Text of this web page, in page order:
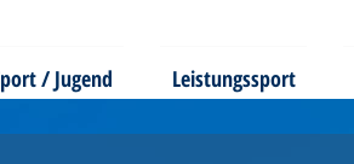
/ Jugend Leistungssport